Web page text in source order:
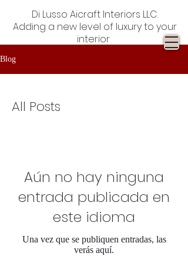
Di Lusso Aicraft Interiors LLC.
Adding a new level of luxury to your
interior
Blog
All Posts
Aún no hay ninguna
entrada publicada en
este idioma
Una vez que se publiquen entradas, las
verás aquí.